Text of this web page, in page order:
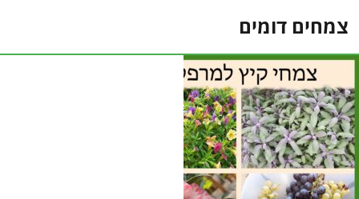
צמחים דומים